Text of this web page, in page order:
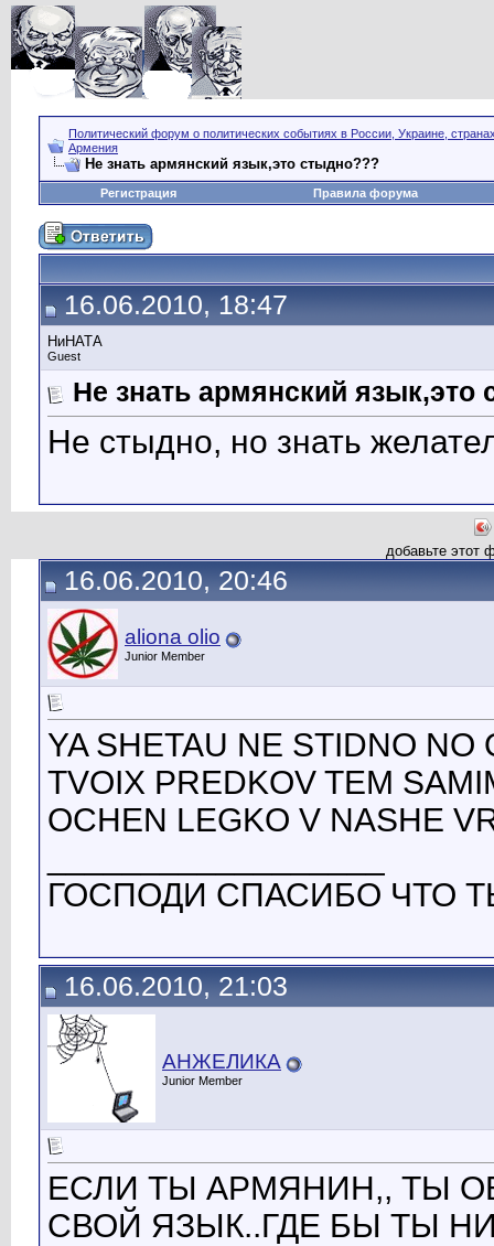
Политический форум о политических событиях в России, Украине,
Армения
Не знать армянский язык,это стыдно???
Регистрация Правила форума
16.06.2010, 18:47
НиНАТА
Guest
Не знать армянский язык,это
Не стыдно, но знать
добавьте этот
16.06.2010, 20:46
aliona olio
Junior Member
YA SHETAU NE STIDNO NO
TVOIX PREDKOV TEM
OCHEN LEGKO V NASHE
ГОСПОДИ СПАСИБО ЧТО
16.06.2010, 21:03
АНЖЕЛИКА
Junior Member
ЕСЛИ ТЫ АРМЯНИН,, ТЫ
СВОЙ ЯЗЫК..ГДЕ БЫ ТЫ